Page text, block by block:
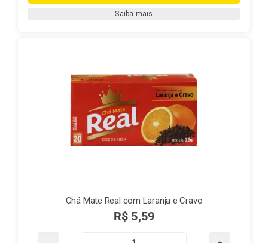
Real
Saiba mais
Chá Mate Real com Laranja e Cravo
R$ 5,59